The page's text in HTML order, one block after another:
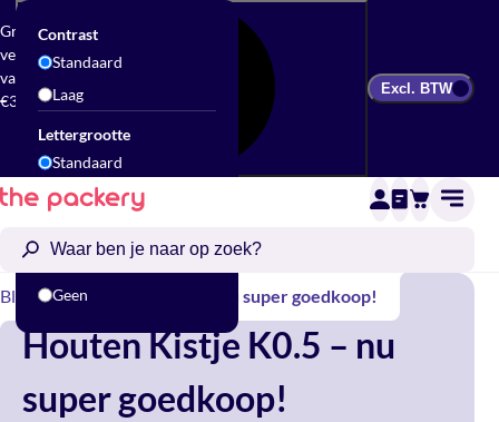
Gratis
verzending
vanaf
€300
Contrast
Standaard
Laag
Lettergrootte
Standaard
Groot
Geen
Excl. BTW
Blogs Houten Kistje K0.5 – nu super goedkoop!
Houten Kistje K0.5 – nu
super goedkoop!